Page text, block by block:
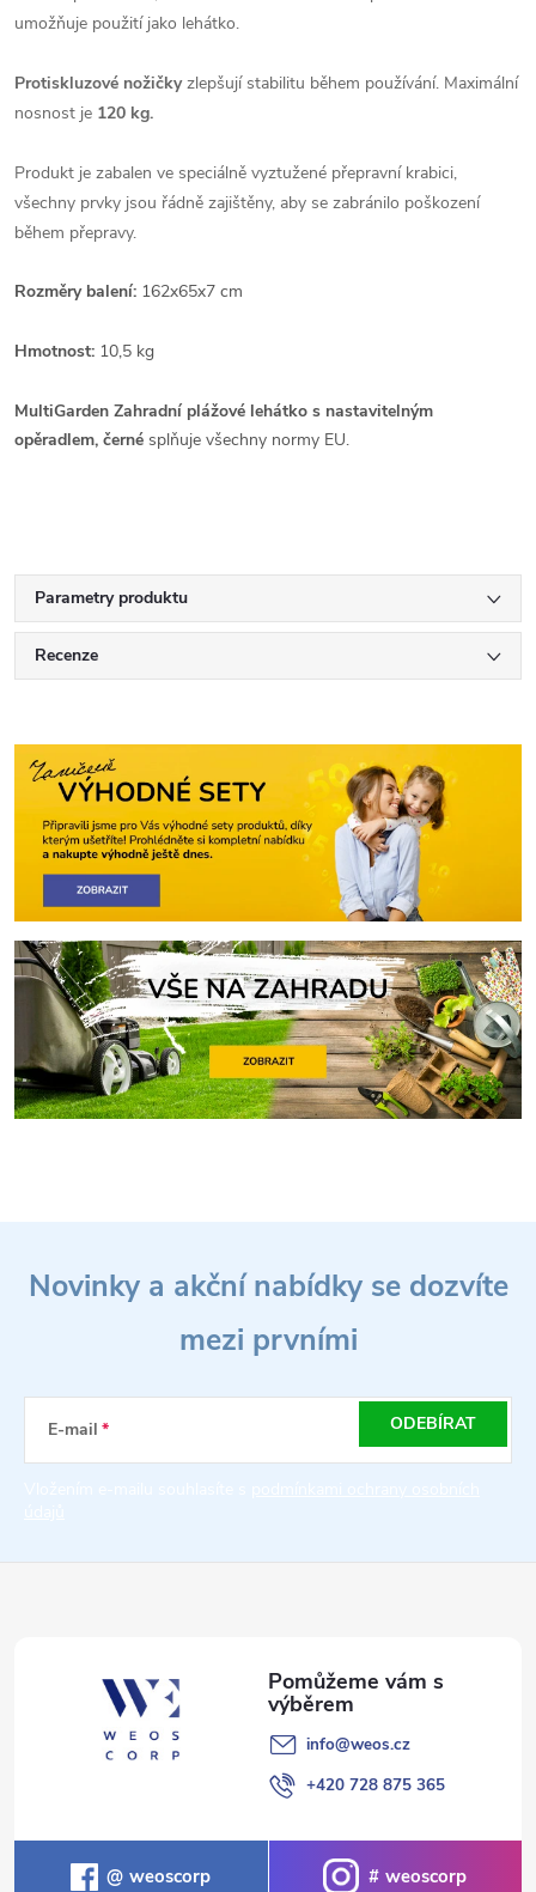
umožňuje použití jako lehátko.
Protiskluzové nožičkyzlepšují stabilitu během používání. Maximální
nosnost je 120 kg.
Produkt je zabalen ve speciálně vyztužené přepravní krabici,
všechny prvky jsou řádně zajištěny, aby se zabránilo poškození
během přepravy.
Rozměry balení: 162x65x7 cm
Hmotnost: 10,5 kg
MultiGarden Zahradní plážové lehátko s nastavitelným
opěradlem, černé splňuje všechny normy EU.
Parametry produktu
Recenze
í
Novinky a akční nabídky se dozvíte
mezi prvními
E-mail ODEBÍRAT
info@weos.cz
+420 728 875 365
weoscorp weoscorp